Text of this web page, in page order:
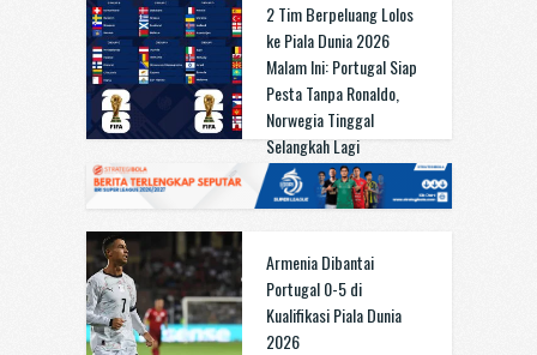
2 Tim Berpeluang Lolos
ke Piala Dunia 2026
Malam Ini: Portugal Siap
Pesta Tanpa Ronaldo,
Norwegia Tinggal
Selangkah Lagi
Armenia Dibantai
Portugal 0-5 di
Kualifikasi Piala Dunia
2026